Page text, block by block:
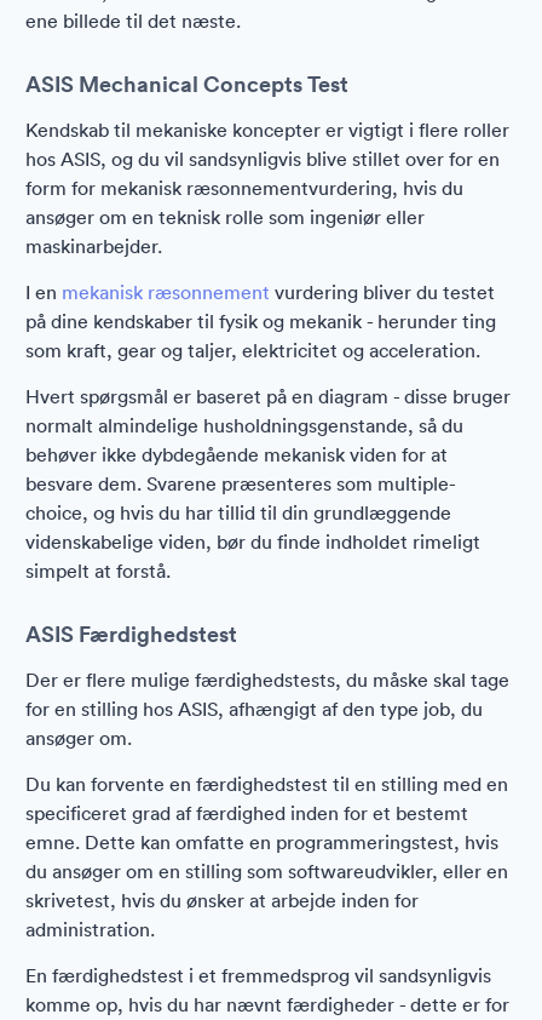
ene billede til det næste.
ASIS Mechanical Concepts Test
Kendskab til mekaniske koncepter er vigtigt i flere roller
hos ASIS, og du vil sandsynligvis blive stillet over for en
form for mekanisk ræsonnementvurdering, hvis du
ansøger om en teknisk rolle som ingeniør eller
maskinarbejder.
I en mekanisk ræsonnement vurdering bliver du testet
på dine kendskaber til fysik og mekanik - herunder ting
som kraft, gear og taljer, elektricitet og acceleration.
Hvert spørgsmål er baseret på en diagram - disse bruger
normalt almindelige husholdningsgenstande, så du
behøver ikke dybdegående mekanisk viden for at
besvare dem. Svarene præsenteres som multiple-
choice, og hvis du har tillid til din grundlæggende
videnskabelige viden, bør du finde indholdet rimeligt
simpelt at forstå.
ASIS Færdighedstest
Der er flere mulige færdighedstests, du måske skal tage
for en stilling hos ASIS, afhængigt af den type job, du
ansøger om.
Du kan forvente en færdighedstest til en stilling med en
specificeret grad af færdighed inden for et bestemt
emne. Dette kan omfatte en programmeringstest, hvis
du ansøger om en stilling som softwareudvikler, eller en
skrivetest, hvis du ønsker at arbejde inden for
administration.
En færdighedstest i et fremmedsprog vil sandsynligvis
komme op, hvis du har nævnt færdigheder - dette er for